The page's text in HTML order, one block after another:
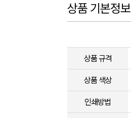
상품 기본정보
상품 규격
상품 색상
인쇄방법